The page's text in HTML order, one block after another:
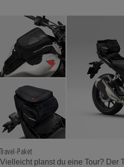
Travel-Paket
Vielleicht planst du eine Tour? Der